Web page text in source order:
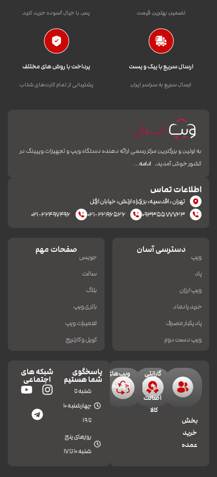
تضمین بهترین قیمت پس با خیال آسوده خرید کنید
ارسال سریع با پیک و پست
ارسال سریع به سراسر ایران
پرداخت با روش های مختلف
پشتیبانی از تمام کارت‌های شتاب
به اولین و بزرگترین مرکز رسمی ارائه دهنده دستگاه ویپ و تجهیزات ویپینگ در
کشور خوش آمدید. ادامه…
اطلاعات تماس
تهران، اقدسیه، بزرکراه ارتش، خیابان ازگل
۰۹۳۳۵۵۷۷۷۲۳
۰۲۱-۲۲۱۹۶۵۲۶ ۰۲۱-۲۲۴۹۷۴۹۶
دسترسی آسان
ویپ
پاد
ویپ ارزان
خرید پادماد
پاد یکبار مصرف
ویپ دست دوم
صفحات مهم
جویس
سالت
بلاگ
باتری ویپ
تعمیرات ویپ
کویل و کارتریج
بخش
خرید
عمده
گارانتی
و
اصالت
کالا
ویپ‌های
کارکرده
پاسخگوی
شما هستیم
شنبه تا
چهارشنبه 10
تا 19
روزهای پنج
شنبه 10 تا 17
شبکه های
اجتماعی